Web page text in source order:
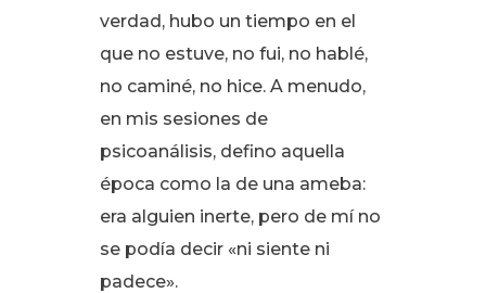
verdad, hubo un tiempo en el
que no estuve, no fui, no hablé,
no caminé, no hice. A menudo,
en mis sesiones de
psicoanálisis, defino aquella
época como la de una ameba:
era alguien inerte, pero de mí no
se podía decir «ni siente ni
padece».